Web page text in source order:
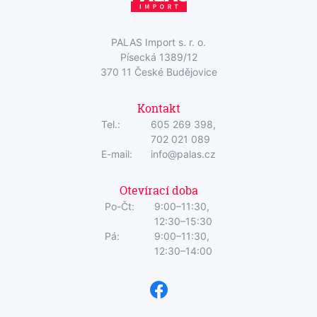
PALAS Import s. r. o.
Písecká 1389/12
370 11 České Budějovice
Kontakt
Tel.:
605 269 398,
702 021 089
E-mail:
info@palas.cz
Otevírací doba
Po-Čt:
9:00–11:30,
12:30–15:30
Pá:
9:00–11:30,
12:30–14:00